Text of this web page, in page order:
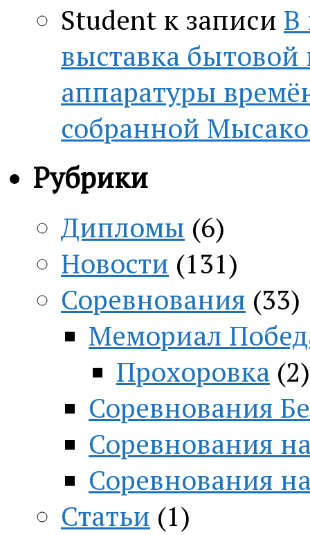
Student к записи В
выставка
аппаратуры
собранной
Рубрики
Дипломы (6)
Новости (131)
Соревнования (33)
Мемориал
Прохоровка (2)
Соревнования
Соревнования
Соревнования
Статьи (1)